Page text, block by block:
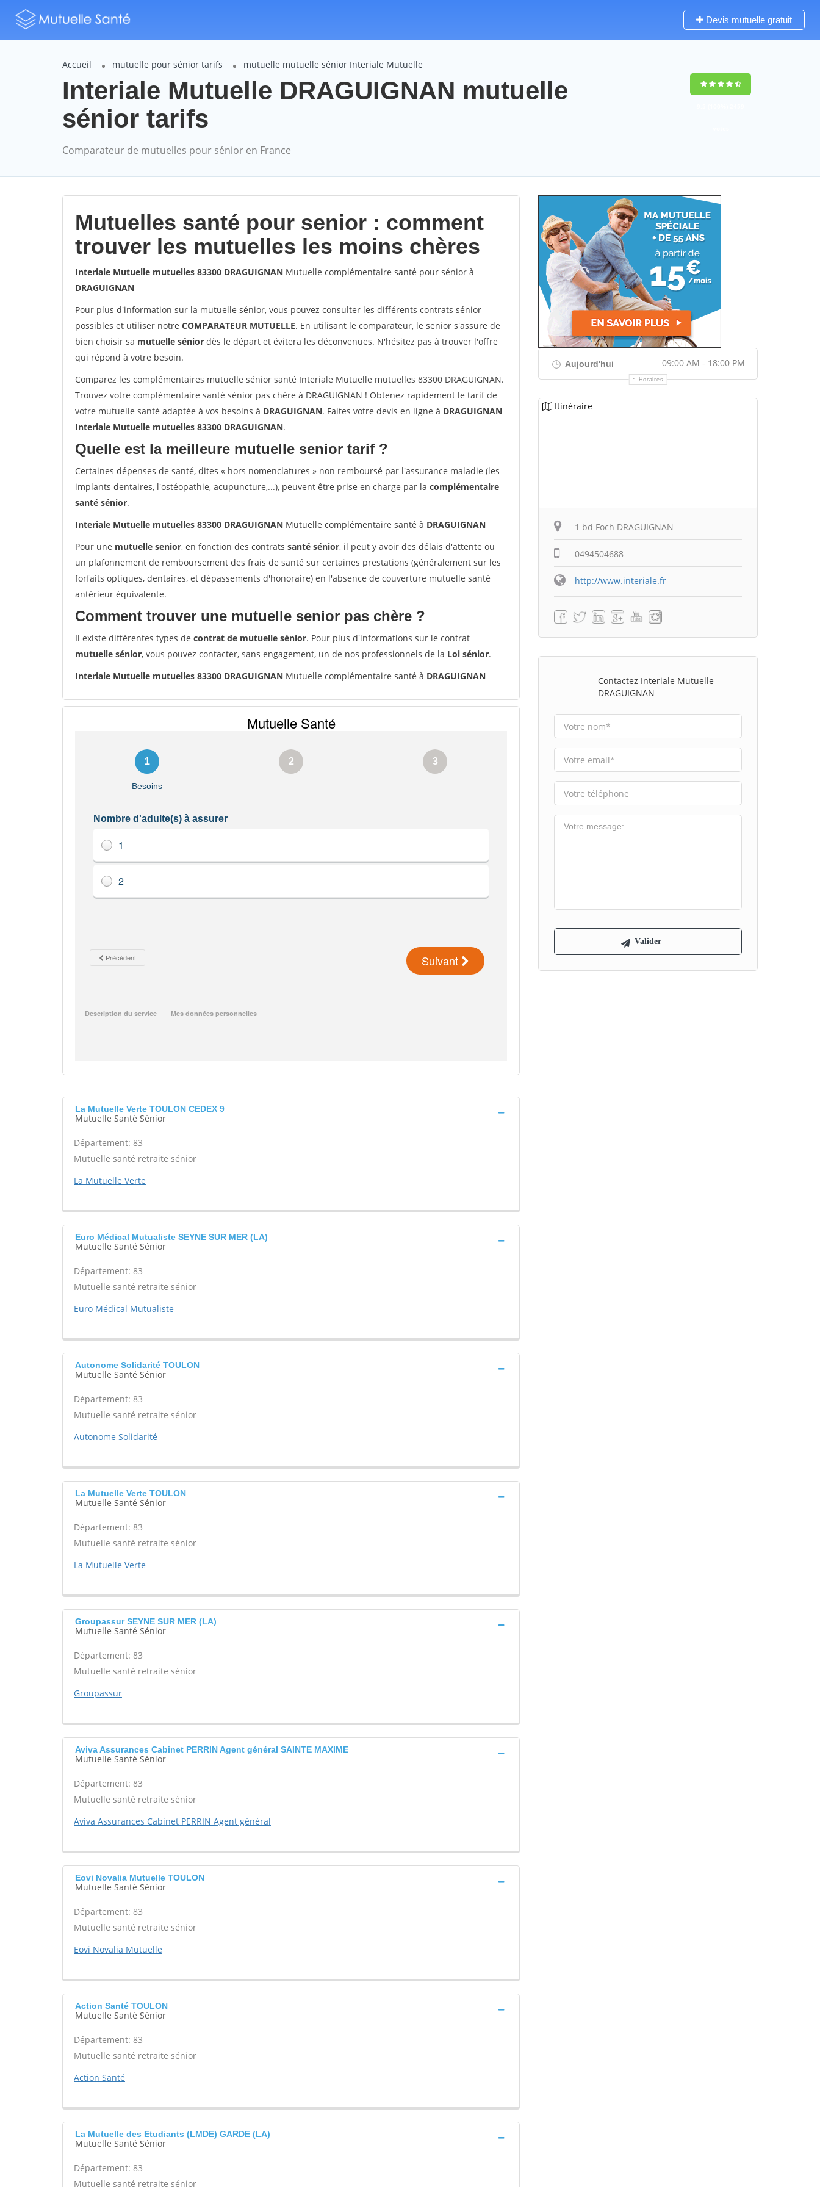
Devis mutuelle gratuit
Accueil mutuelle pour sénior tarifs mutuelle mutuelle sénior Interiale Mutuelle
Interiale Mutuelle DRAGUIGNAN mutuelle
sénior tarifs
Comparateur de mutuelles pour sénior en France
Mutuelles santé pour senior : comment
trouver les mutuelles les moins chères
Interiale Mutuelle mutuelles 83300 DRAGUIGNAN Mutuelle complémentaire santé pour sénior à
DRAGUIGNAN
Pour plus d'information sur la mutuelle sénior, vous pouvez consulter les différents contrats sénior
possibles et utiliser notre COMPARATEUR MUTUELLE. En utilisant le comparateur, le senior s'assure de
bien choisir sa mutuelle sénior dès le départ et évitera les déconvenues. N'hésitez pas à trouver l'offre
qui répond à votre besoin.
Comparez les complémentaires mutuelle sénior santé Interiale Mutuelle mutuelles 83300 DRAGUIGNAN.
Trouvez votre complémentaire santé sénior pas chère à DRAGUIGNAN ! Obtenez rapidement le tarif de
votre mutuelle santé adaptée à vos besoins à DRAGUIGNAN. Faites votre devis en ligne à DRAGUIGNAN
Interiale Mutuelle mutuelles 83300 DRAGUIGNAN.
Quelle est la meilleure mutuelle senior tarif ?
Certaines dépenses de santé, dites « hors nomenclatures » non remboursé par l'assurance maladie (les
implants dentaires, l'ostéopathie, acupuncture,...), peuvent être prise en charge par la complémentaire
santé sénior.
Interiale Mutuelle mutuelles 83300 DRAGUIGNAN Mutuelle complémentaire santé à DRAGUIGNAN
Pour une mutuelle senior, en fonction des contrats santé sénior, il peut y avoir des délais d'attente ou
un plafonnement de remboursement des frais de santé sur certaines prestations (généralement sur les
forfaits optiques, dentaires, et dépassements d'honoraire) en l'absence de couverture mutuelle santé
antérieur équivalente.
Comment trouver une mutuelle senior pas chère ?
Il existe différentes types de contrat de mutuelle sénior. Pour plus d'informations sur le contrat
mutuelle sénior, vous pouvez contacter, sans engagement, un de nos professionnels de la Loi sénior.
Interiale Mutuelle mutuelles 83300 DRAGUIGNAN Mutuelle complémentaire santé à DRAGUIGNAN
La Mutuelle Verte TOULON CEDEX 9
Mutuelle Santé Sénior
Département: 83
Mutuelle santé retraite sénior
La Mutuelle Verte
Euro Médical Mutualiste SEYNE SUR MER (LA)
Mutuelle Santé Sénior
Département: 83
Mutuelle santé retraite sénior
Euro Médical Mutualiste
Autonome Solidarité TOULON
Mutuelle Santé Sénior
Département: 83
Mutuelle santé retraite sénior
Autonome Solidarité
La Mutuelle Verte TOULON
Mutuelle Santé Sénior
Département: 83
Mutuelle santé retraite sénior
La Mutuelle Verte
Groupassur SEYNE SUR MER (LA)
Mutuelle Santé Sénior
Département: 83
Mutuelle santé retraite sénior
Groupassur
Aviva Assurances Cabinet PERRIN Agent général SAINTE MAXIME
Mutuelle Santé Sénior
Département: 83
Mutuelle santé retraite sénior
Aviva Assurances Cabinet PERRIN Agent général
Eovi Novalia Mutuelle TOULON
Mutuelle Santé Sénior
Département: 83
Mutuelle santé retraite sénior
Eovi Novalia Mutuelle
Action Santé TOULON
Mutuelle Santé Sénior
Département: 83
Mutuelle santé retraite sénior
Action Santé
La Mutuelle des Etudiants (LMDE) GARDE (LA)
Mutuelle Santé Sénior
Département: 83
Mutuelle santé retraite sénior
Aujourd'hui 09:00 AM - 18:00 PM
Horaires
Itinéraire
1 bd Foch DRAGUIGNAN
0494504688
http://www.interiale.fr
Contactez Interiale Mutuelle
DRAGUIGNAN